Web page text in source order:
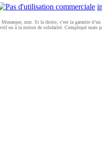
non. Si la droite, c’est la garantie
ou à la notion de solidarité. Compliqué mais